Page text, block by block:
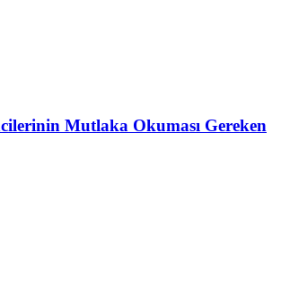
Mutlaka Okuması Gereken